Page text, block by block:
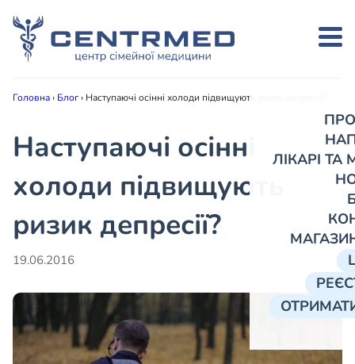
ЛІКАРІ
Головна› Блог› Наступаючі осінні холоди підвищують ризик депресії?
Наступаючі осінні
холоди підвищують
ризик депресії?
19.06.2016